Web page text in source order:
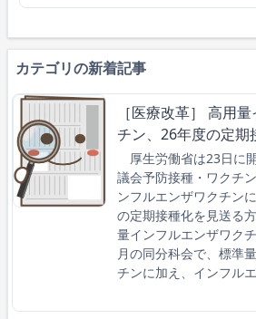
カテゴリの新着記事
［医療改革］ 高用
チン、26年度の定期
厚生労働省は23日に
議会予防接種・ワクチ
ンフルエンザワクチン
の定期接種化を見送る
量インフルエンザワク
月の同分科会で、標準
チンに加え、インフル